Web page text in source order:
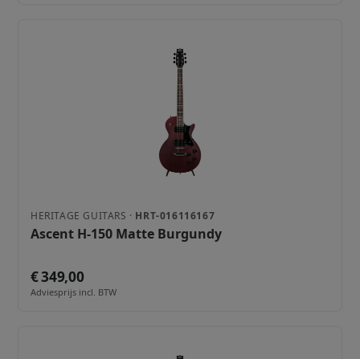
HERITAGE GUITARS · HRT-016116167
Ascent H-150 Matte Burgundy
€ 349,00
Adviesprijs incl. BTW